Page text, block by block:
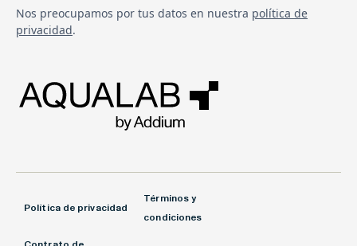
Nos preocupamos por tus datos en nuestra política de
privacidad.
Política de privacidad
Términos y
condiciones